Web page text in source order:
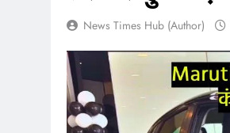
News Times Hub (Author)